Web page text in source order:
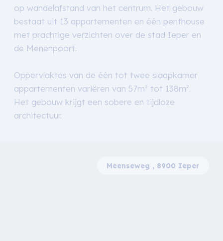
op wandelafstand van het centrum. Het gebouw
bestaat uit 13 appartementen en één penthouse
met prachtige verzichten over de stad Ieper en
de Menenpoort.
Oppervlaktes van de één tot twee slaapkamer
appartementen variëren van 57m² tot 138m².
Het gebouw krijgt een sobere en tijdloze
architectuur.